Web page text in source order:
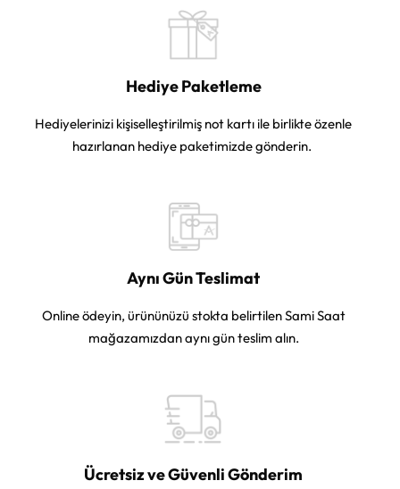
Hediye Paketleme
Hediyelerinizi kişiselleştirilmiş not kartı ile birlikte özenle
hazırlanan hediye paketimizde gönderin.
Aynı Gün Teslimat
Online ödeyin, ürününüzü stokta belirtilen Sami Saat
mağazamızdan aynı gün teslim alın.
Ücretsiz ve Güvenli Gönderim